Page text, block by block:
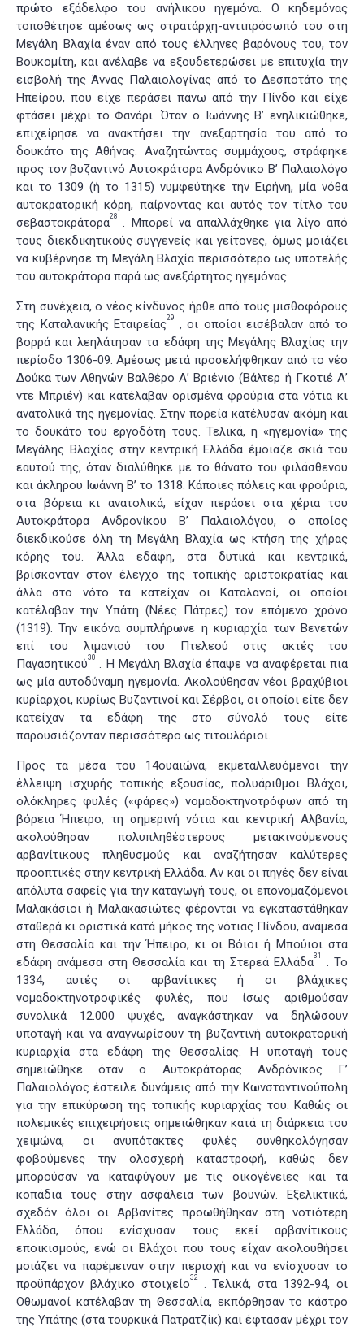
πρώτο εξάδελφο του ανήλικου ηγεμόνα. Ο κηδεμόνας
τοποθέτησε αμέσως ως στρατάρχη-αντιπρόσωπό του στη
Μεγάλη Βλαχία έναν από τους έλληνες βαρόνους του, τον
Βουκομίτη, και ανέλαβε να εξουδετερώσει με επιτυχία την
εισβολή της Άννας Παλαιολογίνας από το Δεσποτάτο της
Ηπείρου, που είχε περάσει πάνω από την Πίνδο και είχε
φτάσει μέχρι το Φανάρι. Όταν ο Ιωάννης Β’ ενηλικιώθηκε,
επιχείρησε να ανακτήσει την ανεξαρτησία του από το
δουκάτο της Αθήνας. Αναζητώντας συμμάχους, στράφηκε
προς τον βυζαντινό Αυτοκράτορα Ανδρόνικο Β’ Παλαιολόγο
και το 1309 (ή το 1315) νυμφεύτηκε την Ειρήνη, μία νόθα
αυτοκρατορική κόρη, παίρνοντας και αυτός τον τίτλο του
σεβαστοκράτορα28
. Μπορεί να απαλλάχθηκε για λίγο από
τους διεκδικητικούς συγγενείς και γείτονες, όμως μοιάζει
να κυβέρνησε τη Μεγάλη Βλαχία περισσότερο ως υποτελής
του αυτοκράτορα παρά ως ανεξάρτητος ηγεμόνας.
Στη συνέχεια, ο νέος κίνδυνος ήρθε από τους μισθοφόρους
της Καταλανικής Εταιρείας29
, οι οποίοι εισέβαλαν από το
βορρά και λεηλάτησαν τα εδάφη της Μεγάλης Βλαχίας την
περίοδο 1306-09. Αμέσως μετά προσελήφθηκαν από το νέο
Δούκα των Αθηνών Βαλθέρο Α’ Βριένιο (Βάλτερ ή Γκοτιέ Α’
ντε Μπριέν) και κατέλαβαν ορισμένα φρούρια στα νότια κι
ανατολικά της ηγεμονίας. Στην πορεία κατέλυσαν ακόμη και
το δουκάτο του εργοδότη τους. Τελικά, η «ηγεμονία» της
Μεγάλης Βλαχίας στην κεντρική Ελλάδα έμοιαζε σκιά του
εαυτού της, όταν διαλύθηκε με το θάνατο του φιλάσθενου
και άκληρου Ιωάννη Β’ το 1318. Κάποιες πόλεις και φρούρια,
στα βόρεια κι ανατολικά, είχαν περάσει στα χέρια του
Αυτοκράτορα Ανδρονίκου Β’ Παλαιολόγου, ο οποίος
διεκδικούσε όλη τη Μεγάλη Βλαχία ως κτήση της χήρας
κόρης του. Άλλα εδάφη, στα δυτικά και κεντρικά,
βρίσκονταν στον έλεγχο της τοπικής αριστοκρατίας και
άλλα στο νότο τα κατείχαν οι Καταλανοί, οι οποίοι
κατέλαβαν την Υπάτη (Νέες Πάτρες) τον επόμενο χρόνο
(1319). Την εικόνα συμπλήρωνε η κυριαρχία των Βενετών
επί του λιμανιού του Πτελεού στις ακτές του
Παγασητικού30 . Η Μεγάλη Βλαχία έπαψε να αναφέρεται πια
ως μία αυτοδύναμη ηγεμονία. Ακολούθησαν νέοι βραχύβιοι
κυρίαρχοι, κυρίως Βυζαντινοί και Σέρβοι, οι οποίοι είτε δεν
κατείχαν τα εδάφη της στο σύνολό τους είτε
παρουσιάζονταν περισσότερο ως τιτουλάριοι.
Προς τα μέσα του 14ουαιώνα, εκμεταλλευόμενοι την
έλλειψη ισχυρής τοπικής εξουσίας, πολυάριθμοι Βλάχοι,
ολόκληρες φυλές («φάρες») νομαδοκτηνοτρόφων από τη
βόρεια Ήπειρο, τη σημερινή νότια και κεντρική Αλβανία,
ακολούθησαν πολυπληθέστερους μετακινούμενους
αρβανίτικους πληθυσμούς και αναζήτησαν καλύτερες
προοπτικές στην κεντρική Ελλάδα. Αν και οι πηγές δεν είναι
απόλυτα σαφείς για την καταγωγή τους, οι επονομαζόμενοι
Μαλακάσιοι ή Μαλακασιώτες φέρονται να εγκαταστάθηκαν
σταθερά κι οριστικά κατά μήκος της νότιας Πίνδου, ανάμεσα
στη Θεσσαλία και την Ήπειρο, κι οι Βόιοι ή Μπούιοι στα
εδάφη ανάμεσα στη Θεσσαλία και τη Στερεά Ελλάδα31
. Το
1334, αυτές οι αρβανίτικες ή οι βλάχικες
νομαδοκτηνοτροφικές φυλές, που ίσως αριθμούσαν
συνολικά 12.000 ψυχές, αναγκάστηκαν να δηλώσουν
υποταγή και να αναγνωρίσουν τη βυζαντινή αυτοκρατορική
κυριαρχία στα εδάφη της Θεσσαλίας. Η υποταγή τους
σημειώθηκε όταν ο Αυτοκράτορας Ανδρόνικος Γ’
Παλαιολόγος έστειλε δυνάμεις από την Κωνσταντινούπολη
για την επικύρωση της τοπικής κυριαρχίας του. Καθώς οι
πολεμικές επιχειρήσεις σημειώθηκαν κατά τη διάρκεια του
χειμώνα, οι ανυπότακτες φυλές συνθηκολόγησαν
φοβούμενες την ολοσχερή καταστροφή, καθώς δεν
μπορούσαν να καταφύγουν με τις οικογένειες και τα
κοπάδια τους στην ασφάλεια των βουνών. Εξελικτικά,
σχεδόν όλοι οι Αρβανίτες προωθήθηκαν στη νοτιότερη
Ελλάδα, όπου ενίσχυσαν τους εκεί αρβανίτικους
εποικισμούς, ενώ οι Βλάχοι που τους είχαν ακολουθήσει
μοιάζει να παρέμειναν στην περιοχή και να ενίσχυσαν το
προϋπάρχον βλάχικο στοιχείο32
. Τελικά, στα 1392-94, οι
Οθωμανοί κατέλαβαν τη Θεσσαλία, εκπόρθησαν το κάστρο
της Υπάτης (στα τουρκικά Πατρατζίκ) και έφτασαν μέχρι τον